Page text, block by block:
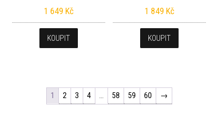
1 649 Kč
KOUPIT
1 849 Kč
KOUPIT
1 2 3 4 … 58 59 60 →